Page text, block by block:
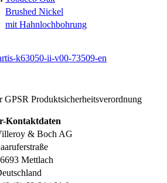
Brushed Nickel
mit Hahnlochbohrung
k63050-ii-v00-73509-en
Produktsicherheitsverordnung
Kontaktdaten
& Boch AG
Mettlach